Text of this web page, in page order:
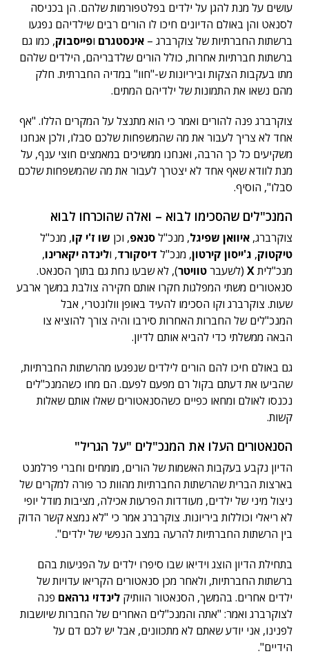
עושים על מנת להגן על ילדים בפלטפורמות שלהם. הן בכניסה
לסנאט והן באולם הדיונים חיכו לו הורים רבים שילדיהם נפגעו
ברשתות החברתיות של צוקרברג – אינסטגרם ופייסבוק, כמו גם
ברשתות חברתיות אחרות, כולל הורים שלדבריהם, הילדים שלהם
מתו בעקבות הצקות וביריונות ש-"חוו" במדיה החברתית. חלק
מהם נשאו את התמונות של ילדיהם המתים.
צוקרברג פנה להורים ואמר כי הוא מתנצל על המקרים הללו. "אף
אחד לא צריך לעבור את מה שהמשפחות שלכם סבלו, ולכן אנחנו
משקיעים כל כך הרבה, ואנחנו ממשיכים במאמצים חוצי ענף, על
מנת לוודא שאף אחד לא יצטרך לעבור את מה שהמשפחות שלכם
סבלו", הוסיף.
המנכ"לים שהסכימו לבוא – ואלה שהוכרחו לבוא
צוקרברג, איוואן שפיגל, מנכ"לסנאפ, וכן שו ז'י קו, מנכ"ל
טיקטוק, ג'ייסון קירטון, מנכ"ל דיסקורד, ולינדה יקארינו,
מנכ"ליתX (לשעברטוויטר), לא שבעו נחת גם בתוך הסנאט.
סנאטורים משתי המפלגות חקרו אותם חקירה צולבת במשך ארבע
שעות. צוקרברג וקו הסכימו להעיד באופן וולונטרי, אבל
המנכ"לים של החברות האחרות סירבו והיה צורך להוציא צו
הבאה ממשלתי כדי להביא אותם לדיון.
גם באולם חיכו להם הורים לילדים שנפגעו מהרשתות החברתיות,
שהביעו את דעתם בקול רם מפעם לפעם. הם מחו כשהמנכ"לים
נכנסו לאולם ומחאו כפיים כשהסנאטורים שאלו אותם שאלות
קשות.
הסנאטורים העלו את המנכ"לים "על הגריל"
הדיון נקבע בעקבות האשמות של הורים, מומחים וחברי פרלמנט
בארצות הברית שהרשתות החברתיות מהוות כר פורה למקרים של
ניצול מיני של ילדים, מעודדות הפרעות אכילה, מציבות מודל יופי
לא ריאלי וכוללות ביריונות. צוקרברג אמר כי "לא נמצא קשר הדוק
בין הרשתות החברתיות להרעה במצב הנפשי של ילדים".
בתחילת הדיון הוצג וידיאו שבו סיפרו ילדים על הפגיעות בהם
ברשתות החברתיות, ולאחר מכן סנאטורים הקריאו עדויות של
ילדים אחרים. בהמשך, הסנאטור הוותיק לינדזי גרהאם פנה
לצוקרברג ואמר: "אתה והמנכ"לים האחרים של החברות שיושבות
לפנינו, אני יודע שאתם לא מתכוונים, אבל יש לכם דם על
הידיים".